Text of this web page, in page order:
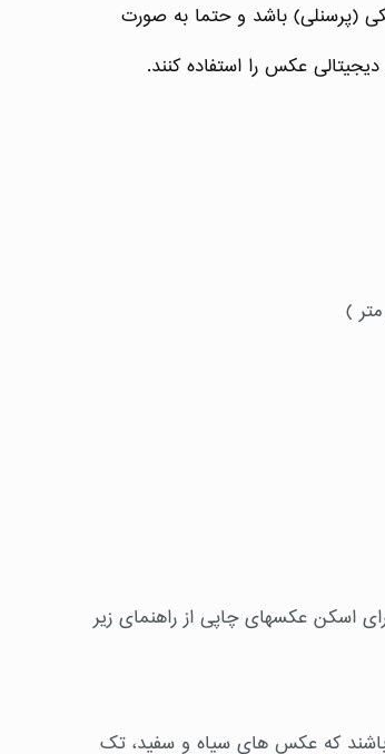
(پرسنلی) باشد و حتما به صورت
عکسهای چاپی از راهنمای زیر
توجه داشته باشند که عکس های سیاه و سفید، تک